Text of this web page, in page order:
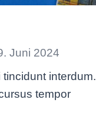
Juni 2024
interdum.
tempor